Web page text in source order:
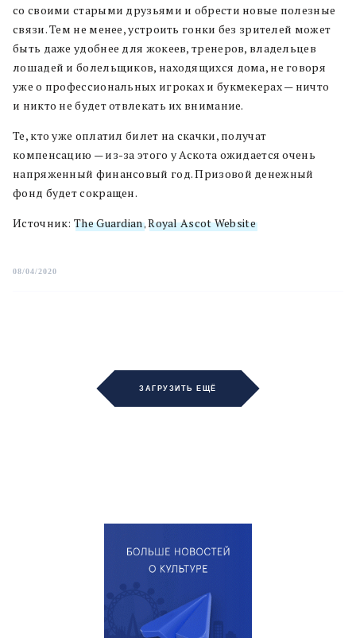
со своими старыми друзьями и обрести новые полезные
связи. Тем не менее, устроить гонки без зрителей может
быть даже удобнее для жокеев, тренеров, владельцев
лошадей и болельщиков, находящихся дома, не говоря
уже о профессиональных игроках и букмекерах — ничто
и никто не будет отвлекать их внимание.
Те, кто уже оплатил билет на скачки, получат
компенсацию — из-за этого у Аскота ожидается очень
напряженный финансовый год. Призовой денежный
фонд будет сокращен.
Источник: The Guardian,Royal Ascot Website
08/04/2020
ЗАГРУЗИТЬ ЕЩЁ